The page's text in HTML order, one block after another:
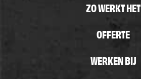
ZO WERKT HET
OFFERTE
WERKEN BIJ